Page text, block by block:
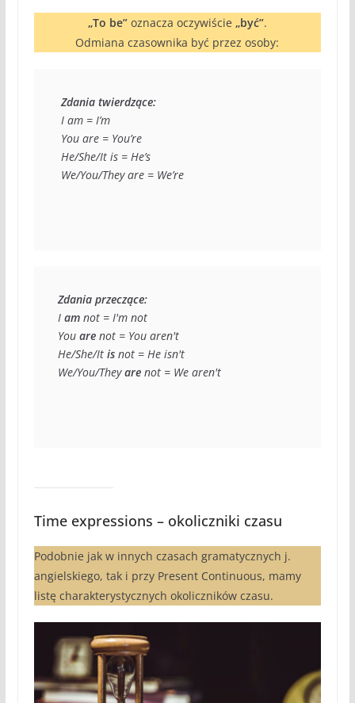
„To be”oznacza oczywiście „być”.
Odmiana czasownika być przez osoby:
Zdania twierdzące:
We/You/They are = We’re
Zdania przeczące:
I am not = I'm not
You are not = You aren't
He/She/It is not = He isn't
We/You/They are not = We aren't
Time expressions – okoliczniki czasu
Podobnie jak w innych czasach gramatycznych j.
angielskiego, tak i przy Present Continuous, mamy
listę charakterystycznych okoliczników czasu.